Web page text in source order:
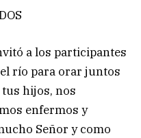
a los participantes
río para orar juntos
tus hijos, nos
enfermos y
Señor y como